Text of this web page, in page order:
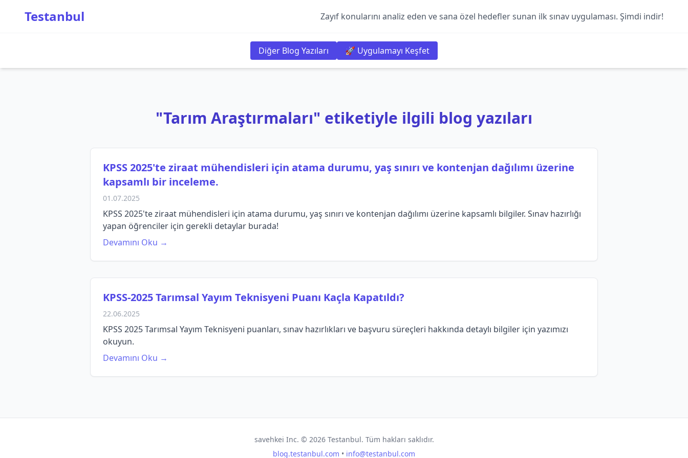
Testanbul Zayıf konularını analiz eden ve sana özel hedefler sunan ilk sınav uygulaması. Şimdi indir!
Diğer Blog Yazıları 🚀 Uygulamayı Keşfet
"Tarım Araştırmaları" etiketiyle ilgili blog yazıları
KPSS 2025'te ziraat mühendisleri için atama durumu, yaş sınırı ve kontenjan dağılımı üzerine
kapsamlı bir inceleme.
01.07.2025
KPSS 2025'te ziraat mühendisleri için atama durumu, yaş sınırı ve kontenjan dağılımı üzerine kapsamlı bilgiler. Sınav hazırlığı
yapan öğrenciler için gerekli detaylar burada!
Devamını Oku →
KPSS‑2025 Tarımsal Yayım Teknisyeni Puanı Kaçla Kapatıldı?
22.06.2025
KPSS 2025 Tarımsal Yayım Teknisyeni puanları, sınav hazırlıkları ve başvuru süreçleri hakkında detaylı bilgiler için yazımızı
okuyun.
Devamını Oku →
savehkei Inc. © 2026Testanbul. Tüm hakları saklıdır.
blog.testanbul.com • info@testanbul.com